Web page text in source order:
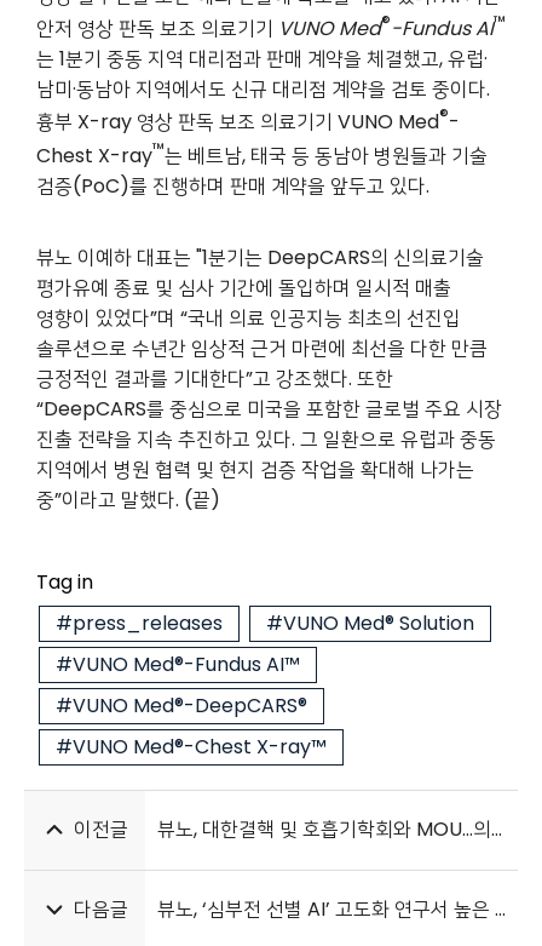
안저 영상 판독 보조 의료기기 VUNO Med®-Fundus AI™
는 1분기 중동 지역 대리점과 판매 계약을 체결했고, 유럽·
남미·동남아 지역에서도 신규 대리점 계약을 검토 중이다.
흉부 X-ray 영상 판독 보조 의료기기 VUNO Med®-
Chest X-ray™는 베트남, 태국 등 동남아 병원들과 기술
검증(PoC)를 진행하며 판매 계약을 앞두고 있다.
뷰노 이예하 대표는 "1분기는 DeepCARS의 신의료기술
평가유예 종료 및 심사 기간에 돌입하며 일시적 매출
영향이 있었다”며 “국내 의료 인공지능 최초의 선진입
솔루션으로 수년간 임상적 근거 마련에 최선을 다한 만큼
긍정적인 결과를 기대한다”고 강조했다. 또한
“DeepCARS를 중심으로 미국을 포함한 글로벌 주요 시장
진출 전략을 지속 추진하고 있다. 그 일환으로 유럽과 중동
지역에서 병원 협력 및 현지 검증 작업을 확대해 나가는
중”이라고 말했다. (끝)
Tag in
#press_releases
#VUNO Med® Solution
#VUNO Med®-Fundus AI™
#VUNO Med®-DeepCARS®
#VUNO Med®-Chest X-ray™
이전글 뷰노, 대한결핵 및 호흡기학회와 MOU…의료 AI 임상 근거 강화
다음글 뷰노, ‘심부전 선별 AI’ 고도화 연구서 높은 성능 개선…AUROC 0.956 달성